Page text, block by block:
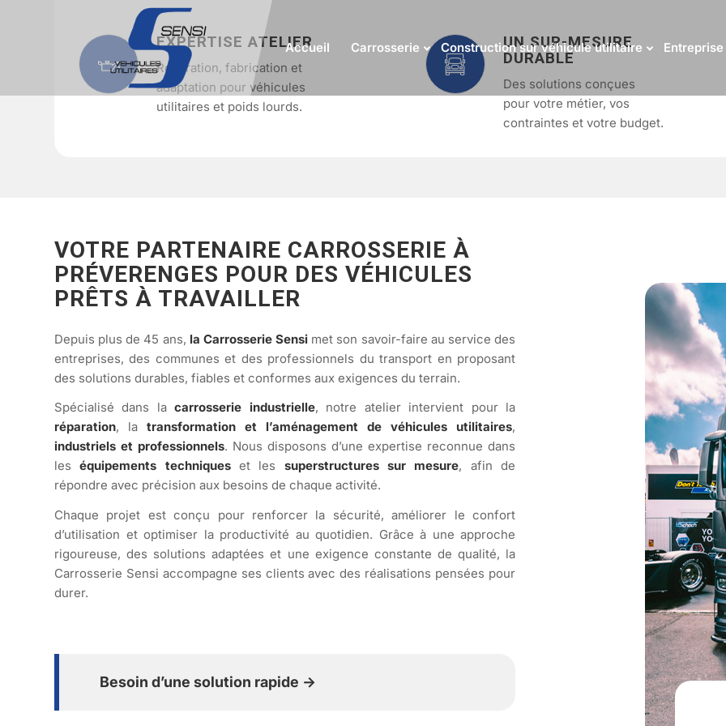
Accueil Carrosserie Construction sur véhicule utilitaire Entreprise
EXPERTISE ATELIER
Réparation, fabrication et
adaptation pour véhicules
utilitaires et poids lourds.
UN SUR-MESURE
DURABLE
Des solutions conçues
pour votre métier, vos
contraintes et votre budget.
VOTRE PARTENAIRE CARROSSERIE À
PRÉVERENGES POUR DES VÉHICULES
PRÊTS À TRAVAILLER
Depuis plus de 45 ans, la Carrosserie Sensi met son savoir-faire au service des
entreprises, des communes et des professionnels du transport en proposant
des solutions durables, fiables et conformes aux exigences du terrain.
Spécialisé dans lacarrosserie industrielle, notre atelier intervient pour la
réparation, la transformation et l’aménagement de véhicules utilitaires,
industriels et professionnels. Nous disposons d’une expertise reconnue dans
leséquipements techniqueset les superstructures sur mesure, afin de
répondre avec précision aux besoins de chaque activité.
Chaque projet est conçu pour renforcer la sécurité, améliorer le confort
d’utilisation et optimiser la productivité au quotidien. Grâce à une approche
rigoureuse, des solutions adaptées et une exigence constante de qualité, la
Carrosserie Sensi accompagne ses clients avec des réalisations pensées pour
durer.
Besoin d’une solution rapide →